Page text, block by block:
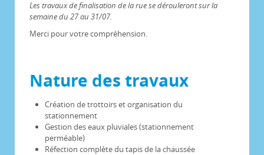
Les travaux de finalisation de la rue se dérouleront sur la
semaine du 27 au 31/07.
Merci pour votre compréhension.
Nature des travaux
Création de trottoirs et organisation du
stationnement
Gestion des eaux pluviales (stationnement
perméable)
Réfection complète du tapis de la chaussée